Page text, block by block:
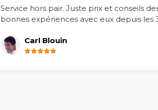
Service hors pair. Juste prix et conseils
bonnes expériences avec eux depuis les
Carl Blouin